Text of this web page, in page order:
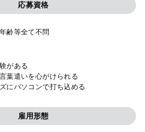
応募資格
齢等全て不問
がある
葉遣いを心がけられる
にパソコンで打ち込める
雇用形態